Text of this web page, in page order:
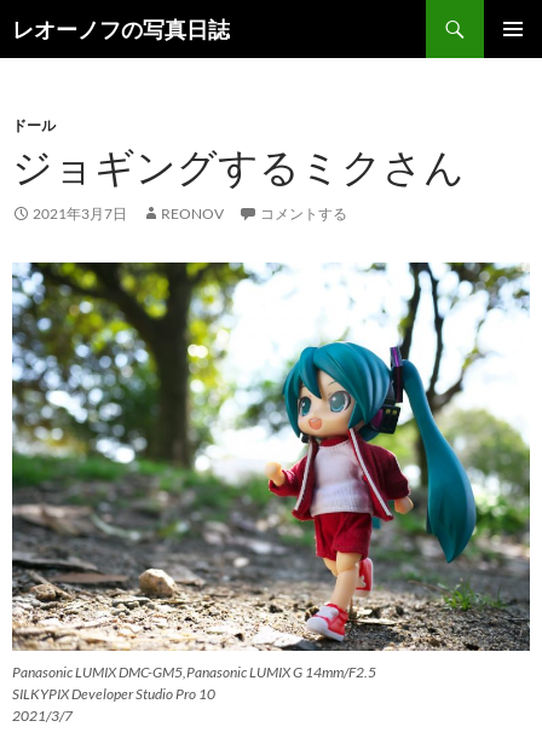
レオーノフの写真日誌
索
ン
ツ
へ
キ
プ
ドール
ジョギングするミクさん
2021年3月7日 REONOV コメントする
Panasonic LUMIX DMC-GM5,Panasonic LUMIX G 14mm/F2.5
SILKYPIX Developer Studio Pro 10
2021/3/7